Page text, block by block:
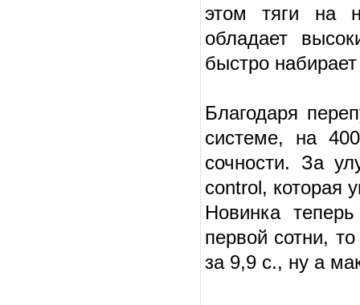
этом тяги на
обладает
быстро
Благодаря
системе, на
сочности. За
control, которая
Новинка
первой сотни,
за 9,9 с., ну а